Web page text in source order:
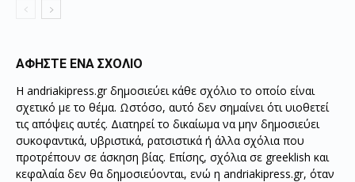
ΑΦΗΣΤΕ ΕΝΑ ΣΧΟΛΙΟ
Η andriakipress.gr δημοσιεύει κάθε σχόλιο το οποίο είναι
σχετικό με το θέμα. Ωστόσο, αυτό δεν σημαίνει ότι υιοθετεί
τις απόψεις αυτές. Διατηρεί το δικαίωμα να μην δημοσιεύει
συκοφαντικά, υβριστικά, ρατσιστικά ή άλλα σχόλια που
προτρέπουν σε άσκηση βίας. Επίσης, σχόλια σε greeklish και
κεφαλαία δεν θα δημοσιεύονται, ενώ η andriakipress.gr, όταν